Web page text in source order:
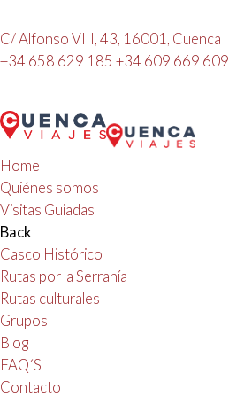
C/ Alfonso VIII, 43, 16001, Cuenca
+34 658 629 185 +34 609 669 609
Home
Quiénes somos
Visitas Guiadas
Back
Casco Histórico
Rutas por la Serranía
Rutas culturales
Grupos
Blog
FAQ´S
Contacto